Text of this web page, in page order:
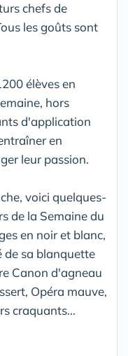
chefs de
les goûts sont
élèves en
hors
d'application
en
leur passion.
voici quelques-
de la Semaine du
en noir et blanc,
de sa blanquette
Canon d'agneau
Opéra mauve,
craquants...